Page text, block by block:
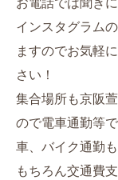
インスタグラム
ますのでお気軽
さい！
集合場所も京阪
ので電車通勤等
車、バイク通勤
もちろん交通費